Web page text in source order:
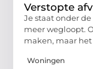
Verstopte
Je staat onder
meer wegloopt.
maken, maar
Woningen